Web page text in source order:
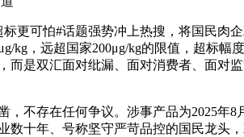
更可怕#话题强势冲上热搜，将国民肉
kg，远超国家200μg/kg的限值，超标
而是双汇面对纰漏、面对消费者、面对
，不存在任何争议。涉事产品为2025年
数十年、号称坚守严苛品控的国民龙头